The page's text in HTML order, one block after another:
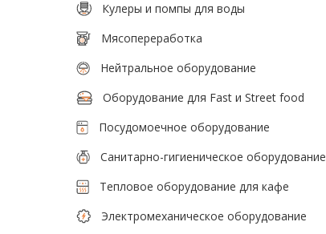
Кулеры и помпы для воды
Мясопереработка
Нейтральное оборудование
Оборудование для Fast и Street food
Санитарно-гигиеническое
оборудование
Тепловое оборудование для кафе
Кулеры и помпы для воды
Мясопереработка
Нейтральное оборудование
Оборудование для Fast и Street food
Посудомоечное оборудование
Санитарно-гигиеническое оборудование
Тепловое оборудование для кафе
Электромеханическое оборудование